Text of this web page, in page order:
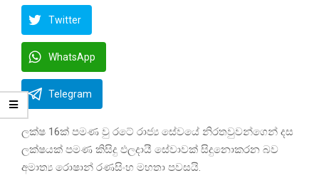
Twitter
WhatsApp
Telegram
ලක්ෂ 16ක් පමණ වු රටේ රාජ්‍ය සේවයේ නිරතවුවන්ගෙන් දස
ලක්ෂයක් පමණ කිසිදු ඵලදායී සේවාවක් සිදුනොකරන බව
අමාත්‍ය රොෂාන් රණසිංහ මහතා පවසයි.